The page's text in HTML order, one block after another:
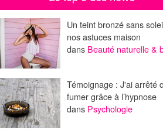
Un teint bronzé sans
nos astuces maison
dans Beauté naturelle &
Témoignage : J'ai arrêté
fumer grâce à l’hypnose
dans Psychologie